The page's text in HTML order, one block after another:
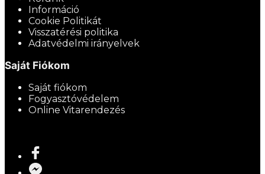
Információ
Cookie Politikát
Visszatérési politika
Adatvédelmi irányelvek
Saját Fiókom
Saját fiókom
Fogyasztóvédelem
Online Vitarendezés